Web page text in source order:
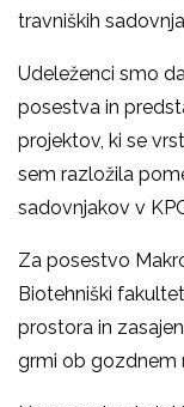
travniških
Udeleženci smo
posestva in
projektov, ki se
sem razložila
sadovnjakov v
Za posestvo
Biotehniški
prostora in
grmi ob gozdnem